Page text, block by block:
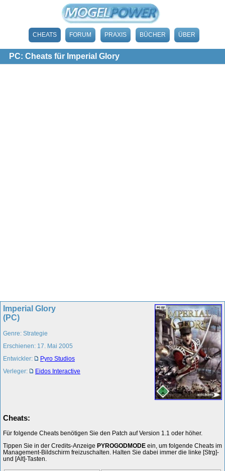
CHEATS FORUM PRAXIS BÜCHER ÜBER
PC: Cheats für Imperial Glory
Imperial Glory
(PC)
Genre: Strategie
Erschienen: 17. Mai 2005
Entwickler:
Pyro Studios
Verleger:
Eidos Interactive
Cheats:
Für folgende Cheats benötigen Sie den Patch auf Version 1.1 oder höher.
Tippen Sie in der Credits-Anzeige PYROGODMODE ein, um folgende Cheats im
Management-Bildschirm freizuschalten. Halten Sie dabei immer die linke [Strg]-
und [Alt]-Tasten.